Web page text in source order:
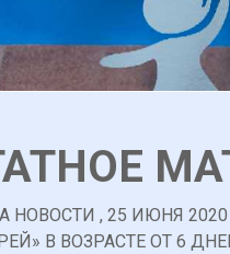
, 25 ИЮНЯ
В ВОЗРАСТЕ ОТ 6